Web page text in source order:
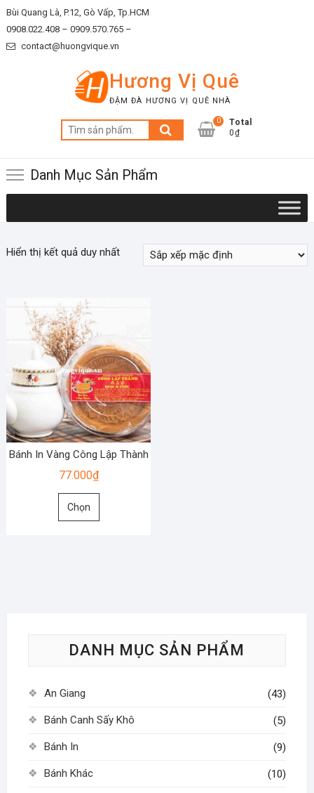
Skip
to
content
Bùi Quang Là, P.12, Gò Vấp, Tp.HCM
0908.022.408 – 0909.570.765 –
contact@huongvique.vn
Hương Vị Quê
ĐẬM ĐÀ HƯƠNG VỊ QUÊ NHÀ
Tìm
kiếm:
0
Total
0₫
Danh Mục Sản Phẩm
Hiển thị kết quả duy nhất
Bánh In Vàng Công Lập Thành
77.000₫
Chọn
Sản
chọn
chọn
DANH MỤC SẢN PHẨM
An Giang (43)
Bánh Canh Sấy Khô (5)
Bánh In (9)
Bánh Khác (10)